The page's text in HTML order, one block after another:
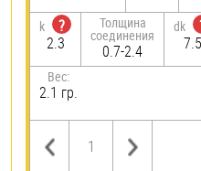
k
?
2.3
Толщина
соединения
0.7-2.4
dk
7.5
Вес:
2.1 гр.